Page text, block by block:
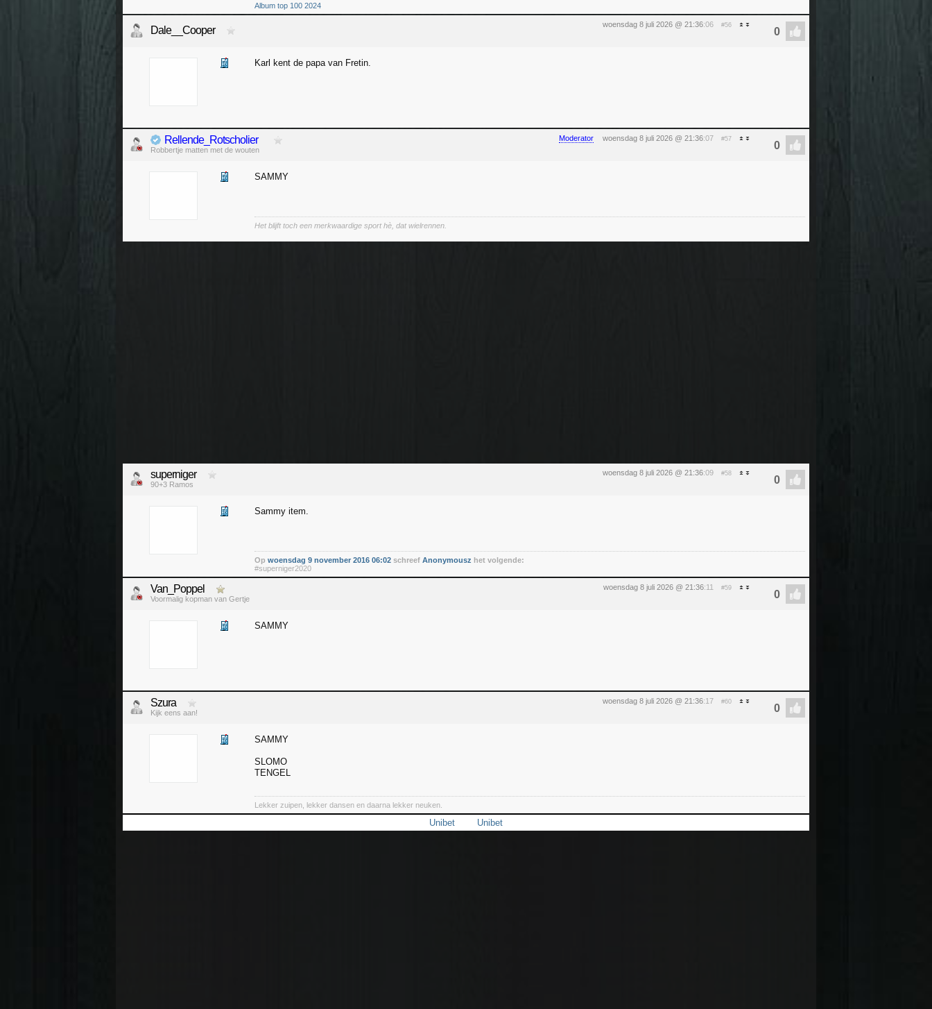
Album top 100 2024
woensdag 8 juli 2026 @ 21:36:06 #56
Dale__Cooper
Karl kent de papa van Fretin.
Moderator woensdag 8 juli 2026 @ 21:36:07 #57
Rellende_Rotscholier
Robbertje matten met de wouten
SAMMY
Het blijft toch een merkwaardige sport hè, dat wielrennen.
woensdag 8 juli 2026 @ 21:36:09 #58
superniger
90+3 Ramos
Sammy item.
Op woensdag 9 november 2016 06:02 schreef Anonymousz het volgende:
#superniger2020
woensdag 8 juli 2026 @ 21:36:11 #59
Van_Poppel
Voormalig kopman van Gertje
SAMMY
woensdag 8 juli 2026 @ 21:36:17 #60
Szura
Kijk eens aan!
SAMMY
SLOMO
TENGEL
Lekker zuipen, lekker dansen en daarna lekker neuken.
Unibet Unibet